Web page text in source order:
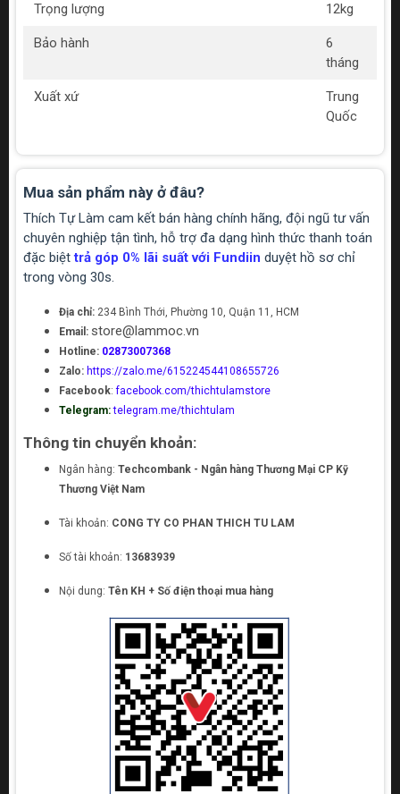
Trọng lượng 12kg
Bảo hành
6
tháng
Xuất xứ
Trung
Quốc
Mua sản phẩm này ở đâu?
Thích Tự Làm cam kết bán hàng chính hãng, đội ngũ tư vấn
chuyên nghiệp tận tình, hỗ trợ đa dạng hình thức thanh toán
đặc biệttrả góp 0% lãi suất với Fundiin duyệt hồ sơ chỉ
trong vòng 30s.
Địa chỉ: 234 Bình Thới, Phường 10, Quận 11, HCM
Email: store@lammoc.vn
Hotline: 02873007368
Zalo: https://zalo.me/615224544108655726
Facebook:facebook.com/thichtulamstore
Telegram: telegram.me/thichtulam
Thông tin chuyển khoản:
Ngân hàng: Techcombank - Ngân hàng Thương Mại CP Kỹ
Thương Việt Nam
Tài khoản: CONG TY CO PHAN THICH TU LAM
Số tài khoản: 13683939
Nội dung: Tên KH + Số điện thoại mua hàng